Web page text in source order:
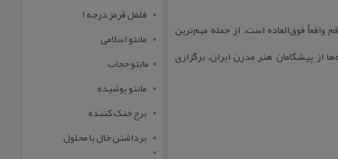
شده كه این رقم واقعاٌ فوق‌العاده است. از جمله مهم‌ترین
از پیشگامان هنر مدرن ایران، برگزاری
فلفل قرمز درجه 1
مانتو اسلامی
مانتو حجاب
مانتو پوشیده
برج خنک کننده
برداشتن خال با محلول